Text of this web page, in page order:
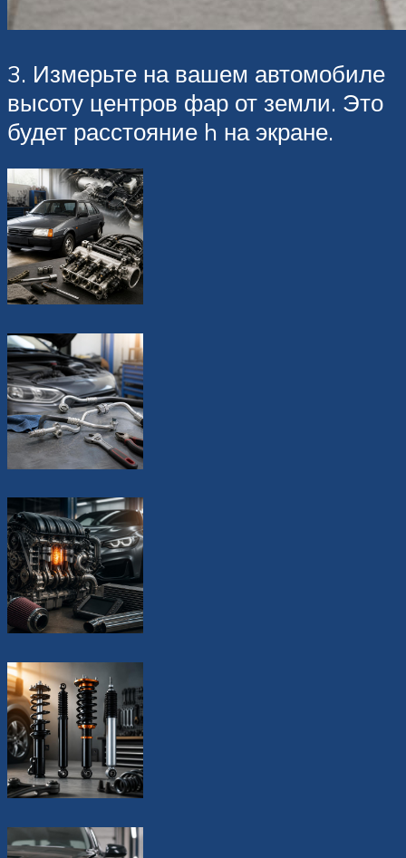
3. Измерьте на вашем автомобиле
высоту центров фар от земли. Это
будет расстояние h на экране.